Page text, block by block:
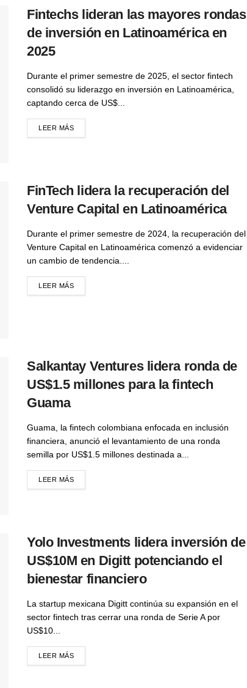
Fintechs lideran las mayores rondas
de inversión en Latinoamérica en
2025
Durante el primer semestre de 2025, el sector fintech
consolidó su liderazgo en inversión en Latinoamérica,
captando cerca de US$...
LEER MÁS
FinTech lidera la recuperación del
Venture Capital en Latinoamérica
Durante el primer semestre de 2024, la recuperación del
Venture Capital en Latinoamérica comenzó a evidenciar
un cambio de tendencia....
LEER MÁS
Salkantay Ventures lidera ronda de
US$1.5 millones para la fintech
Guama
Guama, la fintech colombiana enfocada en inclusión
financiera, anunció el levantamiento de una ronda
semilla por US$1.5 millones destinada a...
LEER MÁS
Yolo Investments lidera inversión de
US$10M en Digitt potenciando el
bienestar financiero
La startup mexicana Digitt continúa su expansión en el
sector fintech tras cerrar una ronda de Serie A por
US$10...
LEER MÁS